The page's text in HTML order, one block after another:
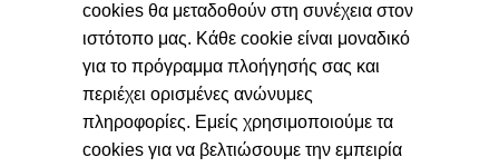
cookies θα μεταδοθούν στη συνέχεια στον
ιστότοπο μας. Κάθε cookie είναι μοναδικό
για το πρόγραμμα πλοήγησής σας και
περιέχει ορισμένες ανώνυμες
πληροφορίες. Εμείς χρησιμοποιούμε τα
cookies για να βελτιώσουμε την εμπειρία